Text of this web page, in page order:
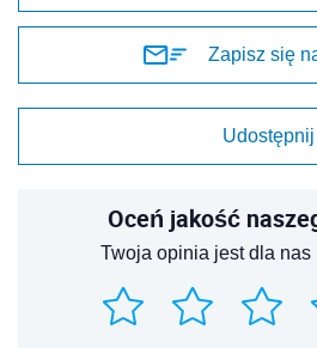
Zapisz się
Udostępnij
Oceń jakość
Twoja opinia jest dla nas